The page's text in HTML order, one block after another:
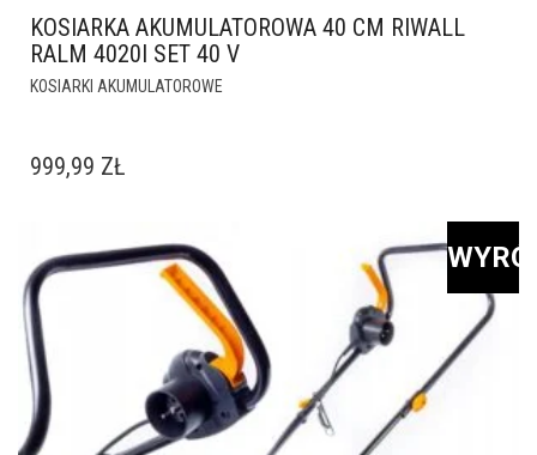
KOSIARKA AKUMULATOROWA 40 CM RIWALL
RALM 4020I SET 40 V
KOSIARKI AKUMULATOROWE
999,99 ZŁ